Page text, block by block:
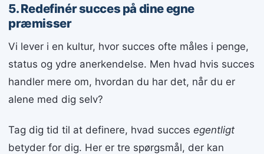
5. Redefinér succes på dine egne
præmisser
Vi lever i en kultur, hvor succes ofte måles i penge,
status og ydre anerkendelse. Men hvad hvis succes
handler mere om, hvordan du har det, når du er
alene med dig selv?
Tag dig tid til at definere, hvad succes egentligt
betyder for dig. Her er tre spørgsmål, der kan